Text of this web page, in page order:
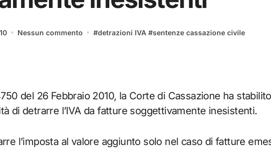
Nessun commento #detrazioni IVA #sentenze cassazione civile
del 26 Febbraio 2010, la Corte di Cassazione ha stabilito
di detrarre l’IVA da fatture soggettivamente inesistenti.
l’imposta al valore aggiunto solo nel caso di fatture